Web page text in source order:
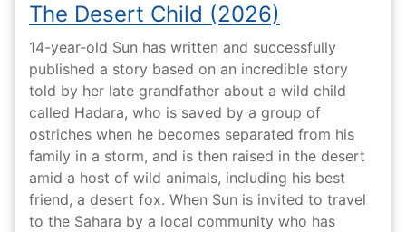
The Desert Child (2026)
14-year-old Sun has written and successfully
published a story based on an incredible story
told by her late grandfather about a wild child
called Hadara, who is saved by a group of
ostriches when he becomes separated from his
family in a storm, and is then raised in the desert
amid a host of wild animals, including his best
friend, a desert fox. When Sun is invited to travel
to the Sahara by a local community who has